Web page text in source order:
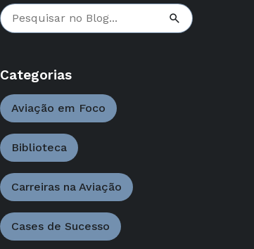
Categorias
Aviação em Foco
Biblioteca
Carreiras na Aviação
Cases de Sucesso